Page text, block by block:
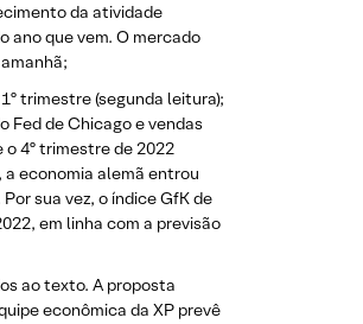
da atividade
ano que vem. O mercado
amanhã;
trimestre (segunda leitura);
Fed de Chicago e vendas
4º trimestre de 2022
economia alemã entrou
sua vez, o índice GfK de
em linha com a previsão
ao texto. A proposta
econômica da XP prevê